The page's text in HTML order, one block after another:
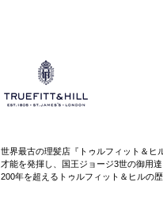
世界最古の理髪店『トゥルフィット＆ヒ
才能を発揮し、国王ジョージ3世の御用
200年を超えるトゥルフィット＆ヒルの